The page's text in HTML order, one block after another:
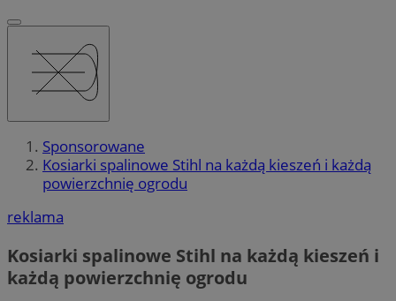
Sponsorowane
Kosiarki spalinowe Stihl na każdą kieszeń i każdą
powierzchnię ogrodu
reklama
Kosiarki spalinowe Stihl na każdą kieszeń i
każdą powierzchnię ogrodu